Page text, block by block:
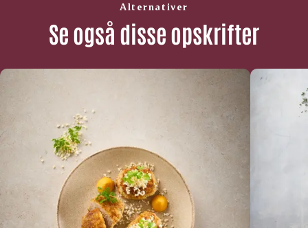
Alternativer
Se også disse opskrifter